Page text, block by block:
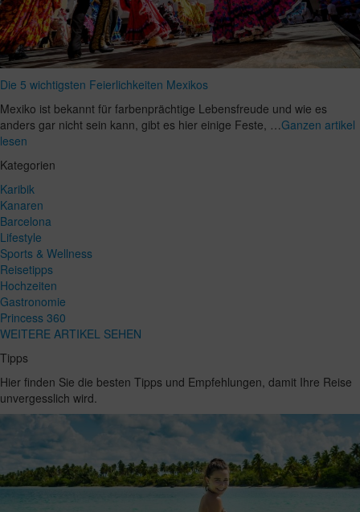
Die 5 wichtigsten Feierlichkeiten Mexikos
Mexiko ist bekannt für farbenprächtige Lebensfreude und wie es
anders gar nicht sein kann, gibt es hier einige Feste, …Ganzen artikel
lesen
Kategorien
Karibik
Kanaren
Barcelona
Lifestyle
Sports & Wellness
Reisetipps
Hochzeiten
Gastronomie
Princess 360
WEITERE ARTIKEL SEHEN
Tipps
Hier finden Sie die besten Tipps und Empfehlungen, damit Ihre Reise
unvergesslich wird.